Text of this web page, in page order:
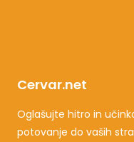
Cervar.net
Oglašujte hitro in
potovanje do vaših